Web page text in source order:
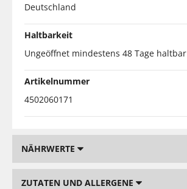
Deutschland
Haltbarkeit
Ungeöffnet mindestens 48 Tage haltbar
Artikelnummer
4502060171
NÄHRWERTE
ZUTATEN UND ALLERGENE